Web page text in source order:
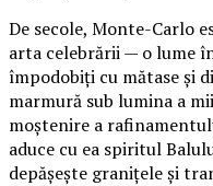
De secole, Monte-Carlo
arta celebrării — o lume
împodobiți cu mătase și
marmură sub lumina a
moștenire a
aduce cu ea spiritul
depășește granițele și